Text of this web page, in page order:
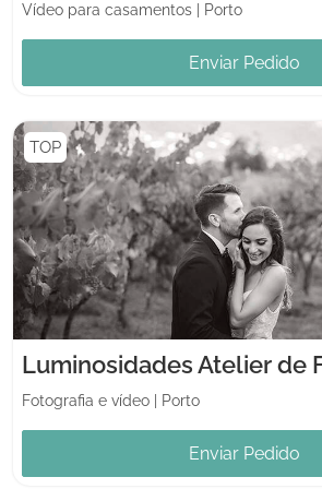
Vídeo para casamentos Porto
Enviar Pedido
TOP
Luminosidades Atelier de
Fotografia e vídeo Porto
Enviar Pedido